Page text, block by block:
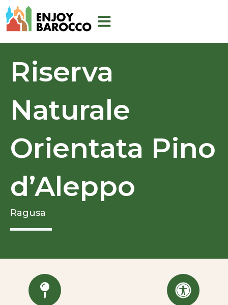
Vai
al
Riserva
Naturale
Orientata Pino
d’Aleppo
Ragusa